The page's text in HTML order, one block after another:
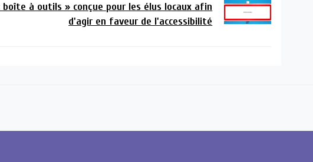
boîte à outils » conçue pour les élus locaux afin
d'agir en faveur de l'accessibilité